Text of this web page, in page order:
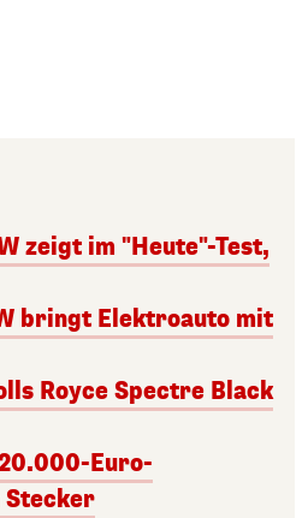
zeigt im "Heute"-Test,
bringt Elektroauto mit
Royce Spectre Black
Euro-
Stecker